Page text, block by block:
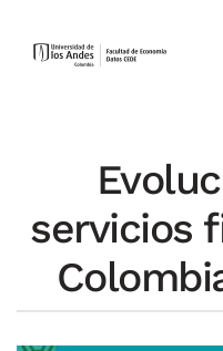
Skip to main content
servicios